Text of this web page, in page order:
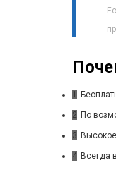
1
2 По
3
4 Всегда